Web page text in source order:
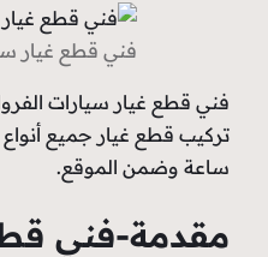
فني قطع غيار
فني قطع غيار سيارات
ساعة وضمن الموقع.
مقدمة-فني